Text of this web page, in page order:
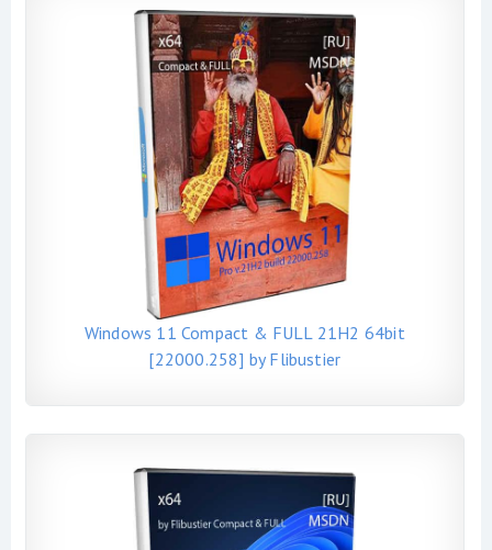
Windows 11 Compact & FULL 21H2 64bit
[22000.258] by Flibustier